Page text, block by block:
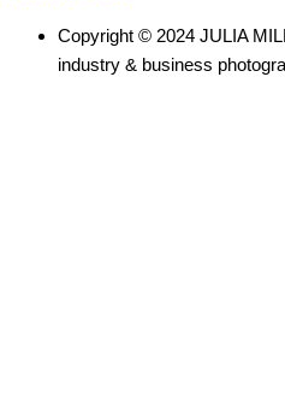
Copyright © 2024 JULIA
industry & business